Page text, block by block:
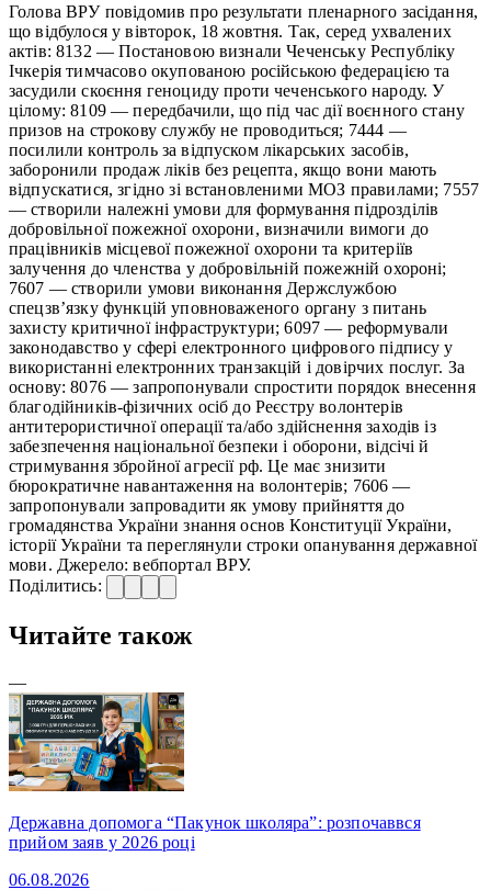
Голова ВРУ повідомив про результати пленарного засідання,
що відбулося у вівторок, 18 жовтня. Так, серед ухвалених
актів: 8132 — Постановою визнали Чеченську Республіку
Ічкерія тимчасово окупованою російською федерацією та
засудили скоєння геноциду проти чеченського народу. У
цілому: 8109 — передбачили, що під час дії воєнного стану
призов на строкову службу не проводиться; 7444 —
посилили контроль за відпуском лікарських засобів,
заборонили продаж ліків без рецепта, якщо вони мають
відпускатися, згідно зі встановленими МОЗ правилами; 7557
— створили належні умови для формування підрозділів
добровільної пожежної охорони, визначили вимоги до
працівників місцевої пожежної охорони та критеріїв
залучення до членства у добровільній пожежній охороні;
7607 — створили умови виконання Держслужбою
спецзв’язку функцій уповноваженого органу з питань
захисту критичної інфраструктури; 6097 — реформували
законодавство у сфері електронного цифрового підпису у
використанні електронних транзакцій і довірчих послуг. За
основу: 8076 — запропонували спростити порядок внесення
благодійників-фізичних осіб до Реєстру волонтерів
антитерористичної операції та/або здійснення заходів із
забезпечення національної безпеки і оборони, відсічі й
стримування збройної агресії рф. Це має знизити
бюрократичне навантаження на волонтерів; 7606 —
запропонували запровадити як умову прийняття до
громадянства України знання основ Конституції України,
історії України та переглянули строки опанування державної
мови. Джерело: вебпортал ВРУ.
Поділитись:
Читайте також
—
Державна допомога “Пакунок школяра”: розпочаввся
прийом заяв у 2026 році
06.08.2026